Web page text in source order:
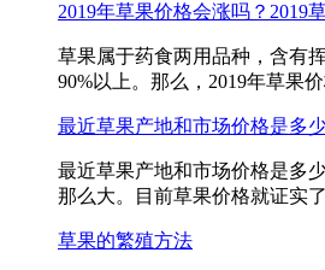
2019年草果价格会涨吗？2019
草果属于药食两用品种，含有
90%以上。那么，2019年草果
最近草果产地和市场价格是多
最近草果产地和市场价格是多
那么大。目前草果价格就证实
草果的繁殖方法